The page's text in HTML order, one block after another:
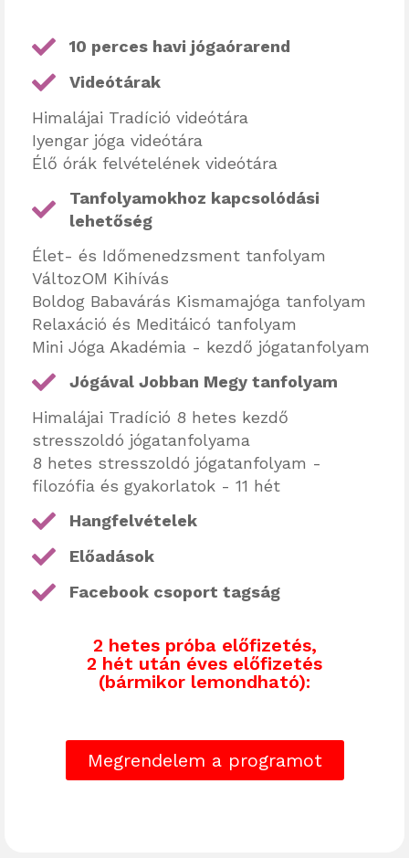
10 perces havi jógaórarend
Videótárak
Himalájai Tradíció videótára
Iyengar jóga videótára
Élő órák felvételének videótára
Tanfolyamokhoz kapcsolódási
lehetőség
Élet- és Időmenedzsment tanfolyam
VáltozOM Kihívás
Boldog Babavárás Kismamajóga tanfolyam
Relaxáció és Meditáicó tanfolyam
Mini Jóga Akadémia - kezdő jógatanfolyam
Jógával Jobban Megy tanfolyam
Himalájai Tradíció 8 hetes kezdő
stresszoldó jógatanfolyama
8 hetes stresszoldó jógatanfolyam -
filozófia és gyakorlatok - 11 hét
Hangfelvételek
Előadások
Facebook csoport tagság
2 hetes próba előfizetés,
2 hét után éves előfizetés
(bármikor lemondható):
Megrendelem a programot